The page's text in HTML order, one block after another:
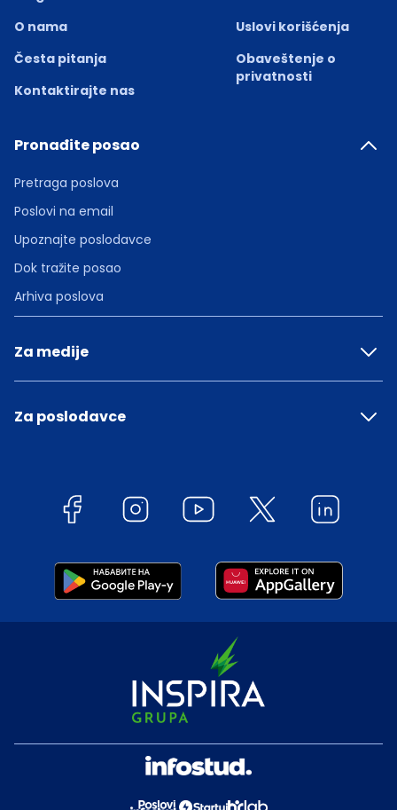
O nama
Česta pitanja
Kontaktirajte nas
Uslovi korišćenja
Obaveštenje o
privatnosti
Pronađite posao
Pretraga poslova
Poslovi na email
Upoznajte poslodavce
Dok tražite posao
Arhiva poslova
Za medije
Za poslodavce